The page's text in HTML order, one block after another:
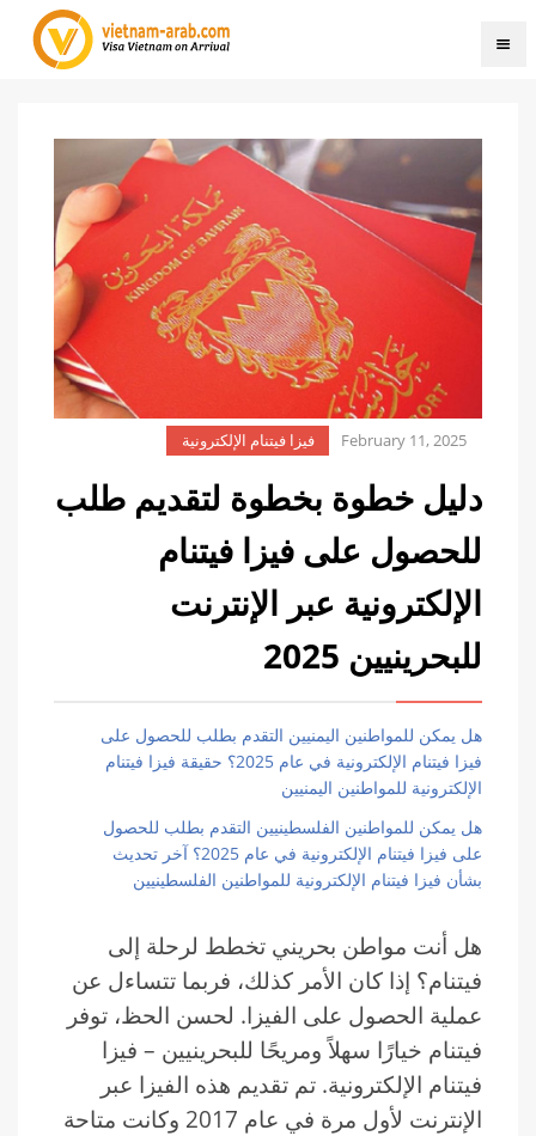
February 11, 2025 فيزا فيتنام الإلكترونية
دليل خطوة بخطوة لتقديم طلب
للحصول على فيزا فيتنام
الإلكترونية عبر الإنترنت
للبحرينيين 2025
هل يمكن للمواطنين اليمنيين التقدم بطلب للحصول على
فيزا فيتنام الإلكترونية في عام 2025؟ حقيقة فيزا فيتنام
الإلكترونية للمواطنين اليمنيين
هل يمكن للمواطنين الفلسطينيين التقدم بطلب للحصول
على فيزا فيتنام الإلكترونية في عام 2025؟ آخر تحديث
بشأن فيزا فيتنام الإلكترونية للمواطنين الفلسطينيين
هل أنت مواطن بحريني تخطط لرحلة إلى
فيتنام؟ إذا كان الأمر كذلك، فربما تتساءل عن
عملية الحصول على الفيزا. لحسن الحظ، توفر
فيتنام خيارًا سهلاً ومريحًا للبحرينيين – فيزا
فيتنام الإلكترونية. تم تقديم هذه الفيزا عبر
الإنترنت لأول مرة في عام 2017 وكانت متاحة